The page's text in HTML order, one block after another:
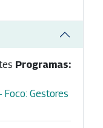
Programas:
Foco: Gestores